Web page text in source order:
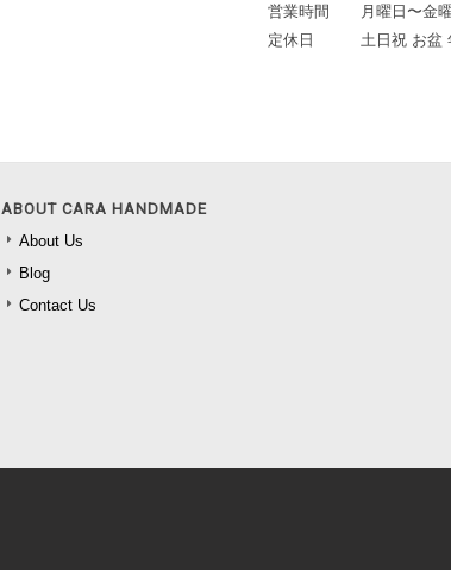
営業時間
月曜日〜金
定休日
土日祝 お盆
ABOUT CARA HANDMADE
About Us
Blog
Contact Us